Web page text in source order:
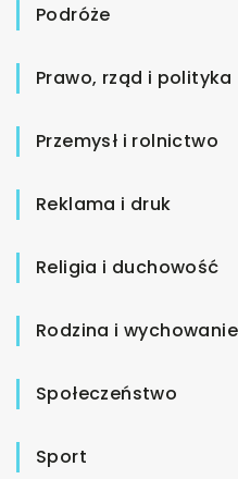
Podróże
Prawo, rząd i polityka
Przemysł i rolnictwo
Reklama i druk
Religia i duchowość
Rodzina i
Społeczeństwo
Sport